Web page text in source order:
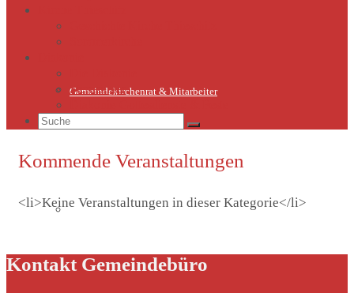
Gemeindekirchenrat & Mitarbeiter
Gemeindeleben
Sternsinger
Suche
Kommende Veranstaltungen
<li>Keine Veranstaltungen in dieser Kategorie</li>
Kontakt Gemeindebüro